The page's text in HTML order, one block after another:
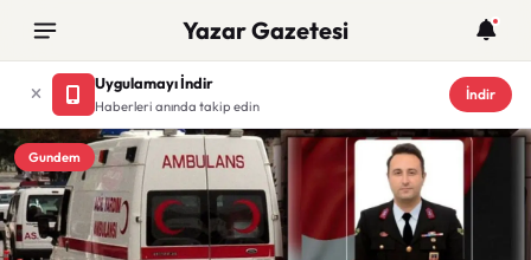
Yazar Gazetesi
Uygulamayı İndir
Haberleri anında takip edin
İndir
Gundem